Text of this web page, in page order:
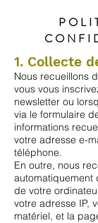
1. Collecte
Nous recueillons
vous vous
newsletter ou
via le formulaire
informations
votre adresse e-
téléphone.
En outre, nous
automatiquement
de votre
votre adresse IP,
matériel, et la